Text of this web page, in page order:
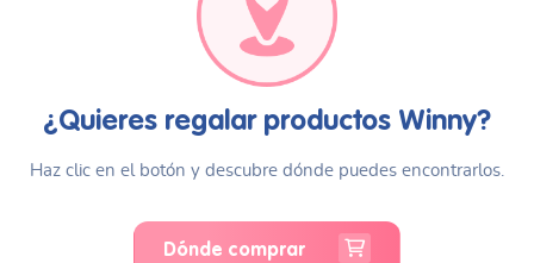
¿Quieres regalar productos Winny?
Haz clic en el botón y descubre dónde puedes encontrarlos.
Dónde comprar